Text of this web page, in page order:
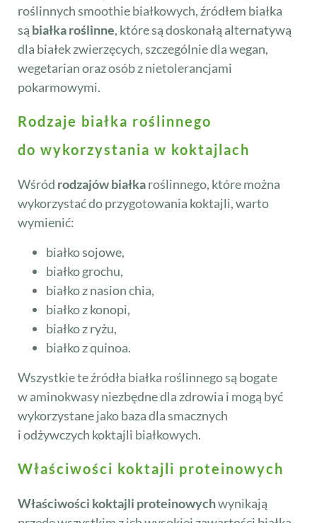
roślinnych smoothie białkowych, źródłem białka
są białka roślinne, które są doskonałą alternatywą
dla białek zwierzęcych, szczególnie dla wegan,
wegetarian oraz osób z nietolerancjami
pokarmowymi.
Rodzaje białka roślinnego
do wykorzystania w koktajlach
Wśród rodzajów białkaroślinnego, które można
wykorzystać do przygotowania koktajli, warto
wymienić:
białko sojowe,
białko grochu,
białko z nasion chia,
białko z konopi,
białko z ryżu,
białko z quinoa.
Wszystkie te źródła białka roślinnego są bogate
w aminokwasy niezbędne dla zdrowia i mogą być
wykorzystane jako baza dla smacznych
i odżywczych koktajli białkowych.
Właściwości koktajli proteinowych
Właściwości koktajli proteinowychwynikają